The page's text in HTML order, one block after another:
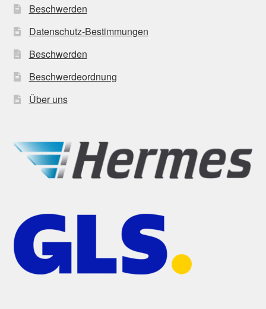
Beschwerden
Datenschutz-Bestimmungen
Beschwerden
Beschwerdeordnung
Über uns